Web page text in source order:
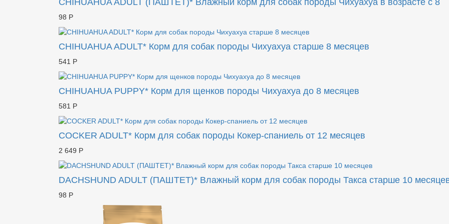
CHIHUAHUA ADULT (ПАШТЕТ)* Влажный корм для собак породы Чихуахуа в возрасте с 8
98 Р
CHIHUAHUA ADULT* Корм для собак породы Чихуахуа старше 8 месяцев
541 Р
CHIHUAHUA PUPPY* Корм для щенков породы Чихуахуа до 8 месяцев
581 Р
COCKER ADULT* Корм для собак породы Кокер-спаниель от 12 месяцев
2 649 Р
DACHSHUND ADULT (ПАШТЕТ)* Влажный корм для собак породы Такса старше 10
98 Р